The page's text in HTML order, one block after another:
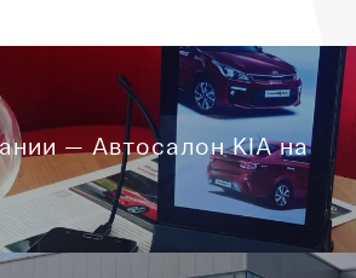
— Автосалон KIA на